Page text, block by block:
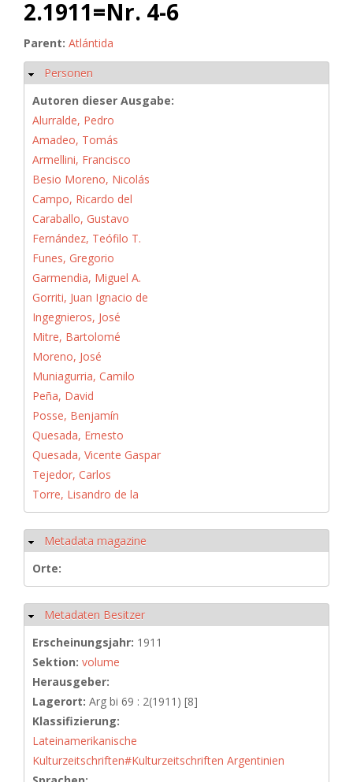
2.1911=Nr. 4-6
Parent: Atlántida
Ausblenden
Personen
Autoren dieser Ausgabe:
Alurralde, Pedro
Amadeo, Tomás
Armellini, Francisco
Besio Moreno, Nicolás
Campo, Ricardo del
Caraballo, Gustavo
Fernández, Teófilo T.
Funes, Gregorio
Garmendia, Miguel A.
Gorriti, Juan Ignacio de
Ingegnieros, José
Mitre, Bartolomé
Moreno, José
Muniagurria, Camilo
Peña, David
Posse, Benjamín
Quesada, Ernesto
Quesada, Vicente Gaspar
Tejedor, Carlos
Torre, Lisandro de la
Ausblenden
Metadata magazine
Orte:
Ausblenden
Metadaten Besitzer
Erscheinungsjahr: 1911
Sektion: volume
Herausgeber:
Lagerort: Arg bi 69 : 2(1911) [8]
Klassifizierung:
Lateinamerikanische
Kulturzeitschriften#Kulturzeitschriften Argentinien